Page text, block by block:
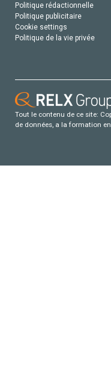
Politique rédactionnelle
Politique publicitaire
Cookie settings
Politique de la vie privée
Tout le contenu de ce site:
de données, a la formation